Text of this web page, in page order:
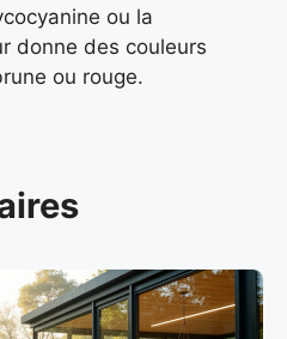
ou la
donne des couleurs
ou rouge.